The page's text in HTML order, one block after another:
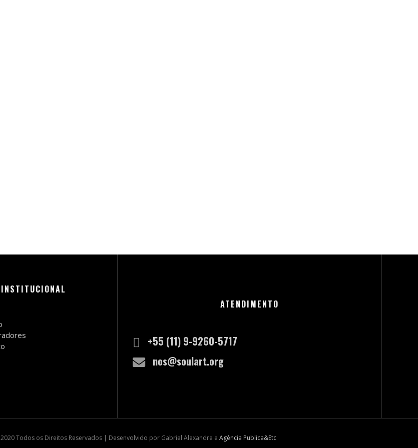
INSTITUCIONAL
ATENDIMENTO
+55 (11) 9-9260-5717
nos@soulart.org
Todos os Direitos Reservados | Desenvolvido por Gabriel Alexandre e Agência Publica&Etc